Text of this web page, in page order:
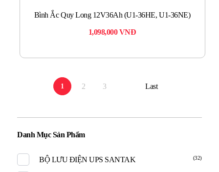
Bình Ắc Quy Long 12V36Ah (U1-36HE, U1-36NE)
1,098,000VNĐ
1 2 3 Last
Danh Mục Sản Phẩm
BỘ LƯU ĐIỆN UPS SANTAK (32)